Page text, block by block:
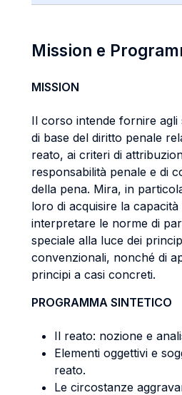
Mission e
MISSION
Il corso intende fornire agli
di base del diritto penale
reato, ai criteri di
responsabilità penale e di
della pena. Mira, in
loro di acquisire la
interpretare le norme di
speciale alla luce dei
convenzionali, nonché di
principi a casi concreti.
PROGRAMMA SINTETICO
Il reato: nozione e
Elementi oggettivi e
reato.
Le circostanze